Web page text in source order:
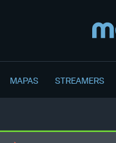
MAPAS STREAMERS